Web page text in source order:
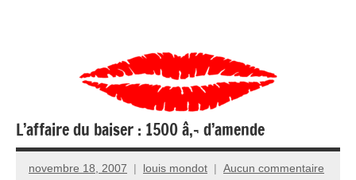
L’affaire du baiser : 1500 â‚¬ d’amende
novembre 18, 2007 louis mondot Aucun commentaire